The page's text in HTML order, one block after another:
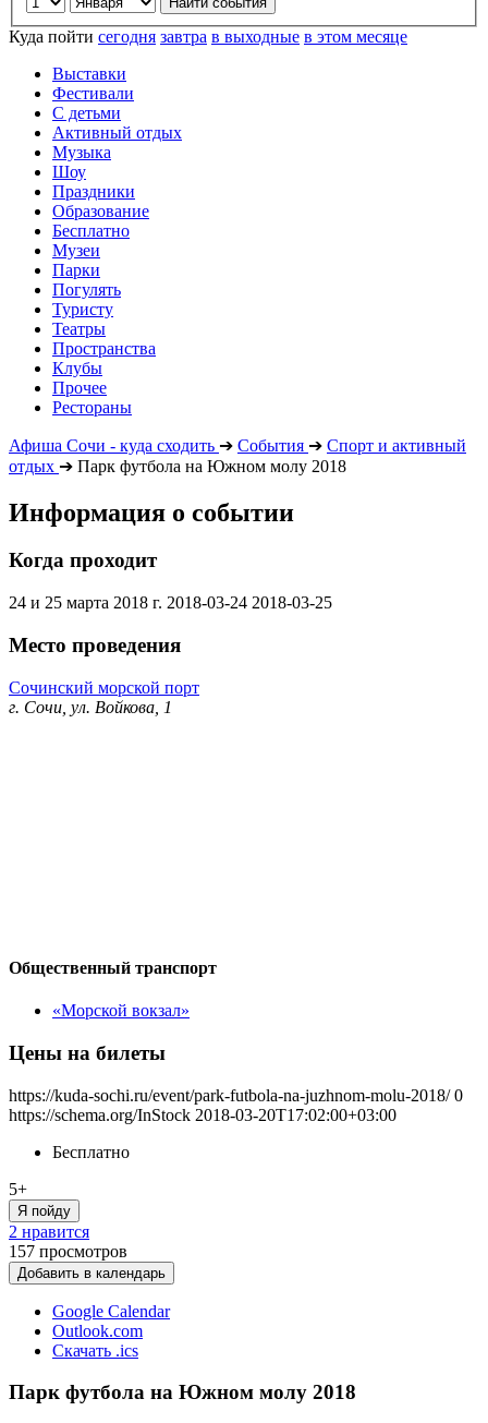
Куда пойти сегодня завтра в выходные в этом месяце
Выставки
Фестивали
С детьми
Активный отдых
Музыка
Шоу
Праздники
Образование
Бесплатно
Музеи
Парки
Погулять
Туристу
Театры
Пространства
Клубы
Прочее
Рестораны
Афиша Сочи - куда сходить ➔ События ➔ Спорт и активный
отдых ➔ Парк футбола на Южном молу 2018
Информация о событии
Когда проходит
24 и 25 марта 2018 г. 2018-03-24 2018-03-25
Место проведения
Сочинский морской порт
г. Сочи, ул. Войкова, 1
Общественный транспорт
«Морской вокзал»
Цены на билеты
https://kuda-sochi.ru/event/park-futbola-na-juzhnom-molu-2018/ 0
https://schema.org/InStock 2018-03-20T17:02:00+03:00
Бесплатно
5+
Я пойду
2 нравится
157 просмотров
Добавить в календарь
Google Calendar
Outlook.com
Скачать .ics
Парк футбола на Южном молу 2018